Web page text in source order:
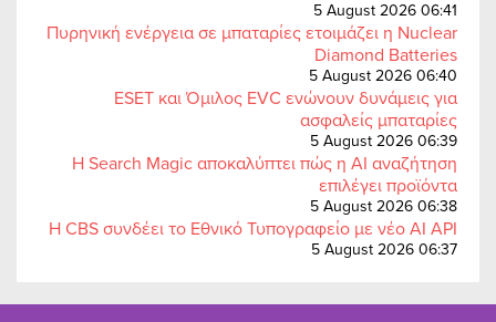
5 August 2026 06:41
Πυρηνική ενέργεια σε μπαταρίες ετοιμάζει η Nuclear
Diamond Batteries
5 August 2026 06:40
ESET και Όμιλος EVC ενώνουν δυνάμεις για
ασφαλείς μπαταρίες
5 August 2026 06:39
Η Search Magic αποκαλύπτει πώς η AI αναζήτηση
επιλέγει προϊόντα
5 August 2026 06:38
Η CBS συνδέει το Εθνικό Τυπογραφείο με νέο AI API
5 August 2026 06:37